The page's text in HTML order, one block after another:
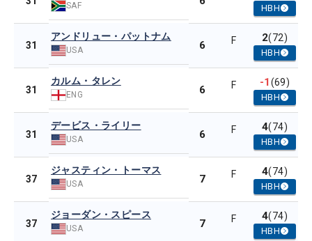
SAF HBH
31
アンドリュー・パットナム
USA 6 F 2(72)
HBH
31
カルム・タレン
ENG 6 F -1(69)
HBH
31
デービス・ライリー
USA 6 F 4(74)
HBH
37
ジャスティン・トーマス
USA 7 F 4(74)
HBH
37
ジョーダン・スピース
USA 7 F 4(74)
HBH